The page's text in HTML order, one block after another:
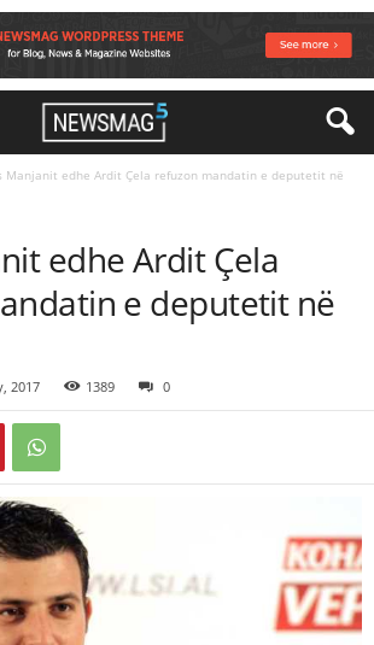
Manjanit edhe Ardit Çela refuzon mandatin e deputetit në
edhe Ardit Çela
e deputetit në
2017 1389 0